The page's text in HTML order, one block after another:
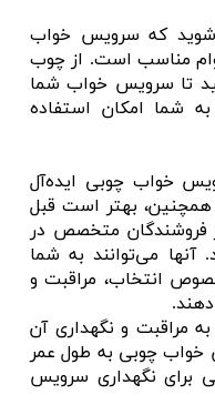
شوید که سرویس خواب
مناسب است. از چوب
تا سرویس خواب شما
شما امکان استفاده
خواب چوبی ایده‌آل
همچنین، بهتر است قبل
فروشندگان متخصص در
آنها می‌توانند به شما
انتخاب، مراقبت و
مراقبت و نگهداری آن
خواب چوبی به طول عمر
برای نگهداری سرویس